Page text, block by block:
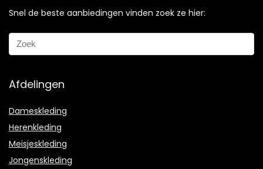
Snel de beste aanbiedingen vinden zoek ze hier:
Afdelingen
Dameskleding
Herenkleding
Meisjeskleding
Jongenskleding